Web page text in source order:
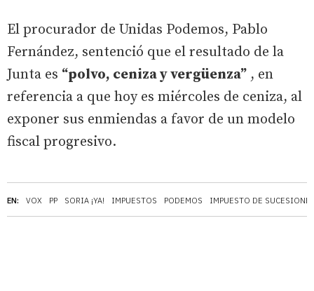
EN: VOX PP SORIA ¡YA! IMPUESTOS PODEMOS IMPUESTO DE
El procurador de Unidas Podemos, Pablo
Fernández, sentenció que el resultado de la
Junta es “polvo, ceniza y vergüenza” , en
referencia a que hoy es miércoles de ceniza, al
exponer sus enmiendas a favor de un modelo
fiscal progresivo.